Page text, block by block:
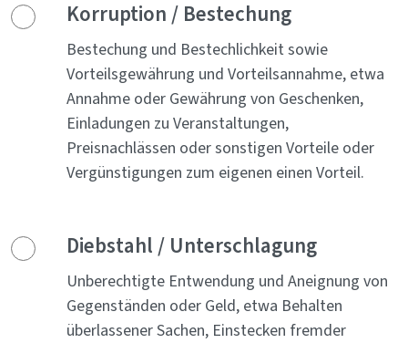
Korruption / Bestechung
Bestechung und Bestechlichkeit sowie
Vorteilsgewährung und Vorteilsannahme, etwa
Annahme oder Gewährung von Geschenken,
Einladungen zu Veranstaltungen,
Preisnachlässen oder sonstigen Vorteile oder
Vergünstigungen zum eigenen einen Vorteil.
Diebstahl / Unterschlagung
Unberechtigte Entwendung und Aneignung von
Gegenständen oder Geld, etwa Behalten
überlassener Sachen, Einstecken fremder